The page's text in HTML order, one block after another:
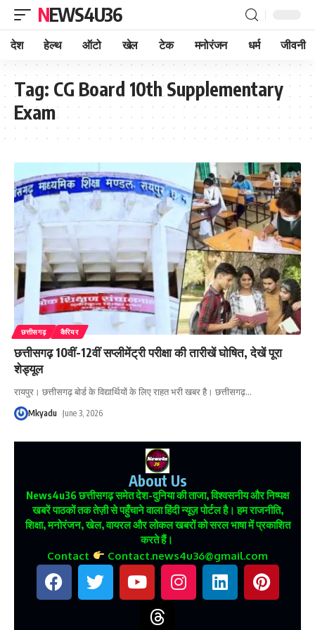
NEWS4U36
देश हेल्थ ऑटो खेल टेक मनोरंजन धर्म जीवनी
Tag: CG Board 10th Supplementary
Exam
छत्तीसगढ़ कैरियर
छत्तीसगढ़ 10वीं-12वीं सप्लीमेंट्री परीक्षा की तारीखें घोषित, देखें पूरा
शेड्यूल
रायपुर। छत्तीसगढ़ बोर्ड के विद्यार्थियों के लिए राहत भरी खबर है। छत्तीसगढ़…
Mkyadu June 3, 2026
About Us
News4u36छत्तीसगढ़ समेत देश-दुनिया की ताजा, विश्वसनीय और निष्पक्ष
खबरें पाठकों तक तेज़ी से पहुँचाने वाला हिंदी न्यूज़ पोर्टल है। हम राजनीति,
शिक्षा, मनोरंजन, खेल, वायरल और लोकल खबरों को सरल भाषा में प्रकाशित
करते हैं।
Contact Contact.news4u36@gmail.com